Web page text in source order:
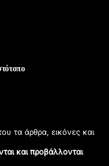
τα άρθρα, εικόνες και
και προβάλλονται